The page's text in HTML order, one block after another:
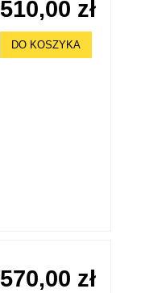
510,00 zł
DO KOSZYKA
570,00 zł